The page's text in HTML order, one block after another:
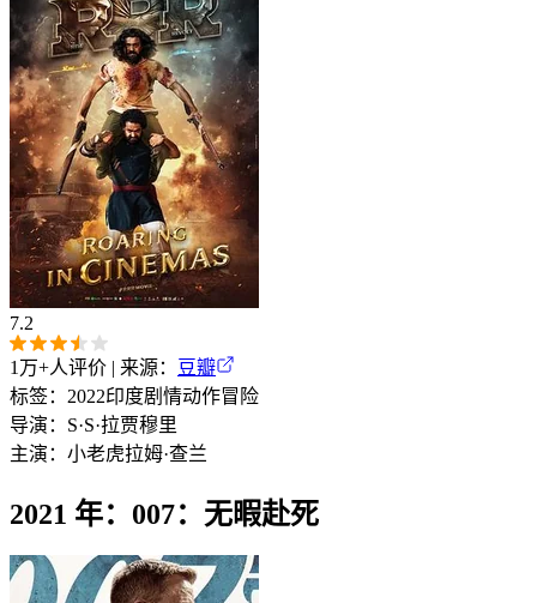
7.2
1万+人评价 | 来源：
豆瓣
标签： 2022印度剧情动作冒险
导演： S·S·拉贾穆里
主演： 小老虎拉姆·查兰
2021 年：007：无暇赴死